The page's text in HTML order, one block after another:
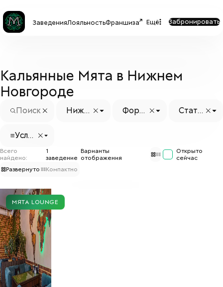
ЗаведенияЛояльностьФраншиза Ещё Забронировать
Кальянные Мята в Нижнем
Новгороде
Нижн
Форм
Стату
Услуг
Всего
найдено:
1
заведение
Варианты
отображения
Открыто
сейчас
Развернуто
Компактно
МЯТА LOUNGE